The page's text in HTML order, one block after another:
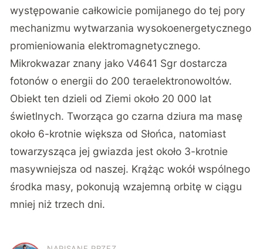
występowanie całkowicie pomijanego do tej pory
mechanizmu wytwarzania wysokoenergetycznego
promieniowania elektromagnetycznego.
Mikrokwazar znany jako V4641 Sgr dostarcza
fotonów o energii do 200 teraelektronowoltów.
Obiekt ten dzieli od Ziemi około 20 000 lat
świetlnych. Tworząca go czarna dziura ma masę
około 6-krotnie większa od Słońca, natomiast
towarzysząca jej gwiazda jest około 3-krotnie
masywniejsza od naszej. Krążąc wokół wspólnego
środka masy, pokonują wzajemną orbitę w ciągu
mniej niż trzech dni.